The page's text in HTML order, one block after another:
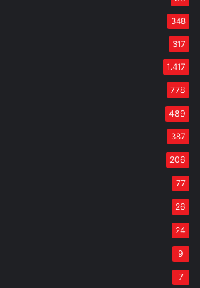
348
317
1.417
778
489
387
206
77
26
24
9
7